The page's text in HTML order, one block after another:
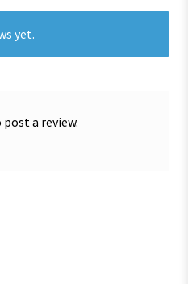
yet.
post a review.